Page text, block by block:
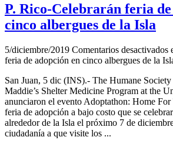
P. Rico-Celebrarán feria
cinco albergues de la Isla
5/diciembre/2019 Comentarios desactivados
feria de adopción en cinco albergues de la
San Juan, 5 dic (INS).- The Humane
Maddie’s Shelter Medicine Program at the
anunciaron el evento Adoptathon: Home
feria de adopción a bajo costo que se
alrededor de la Isla el próximo 7 de
ciudadanía a que visite los ...